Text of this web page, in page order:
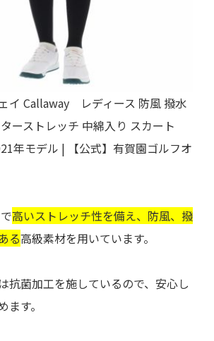
イ Callaway レディース 防風 撥水
ーストレッチ 中綿入り スカート
年モデル | 【公式】有賀園ゴルフオ
高いストレッチ性を備え、防風、撥
る高級素材を用いています。
抗菌加工を施しているので、安心し
す。